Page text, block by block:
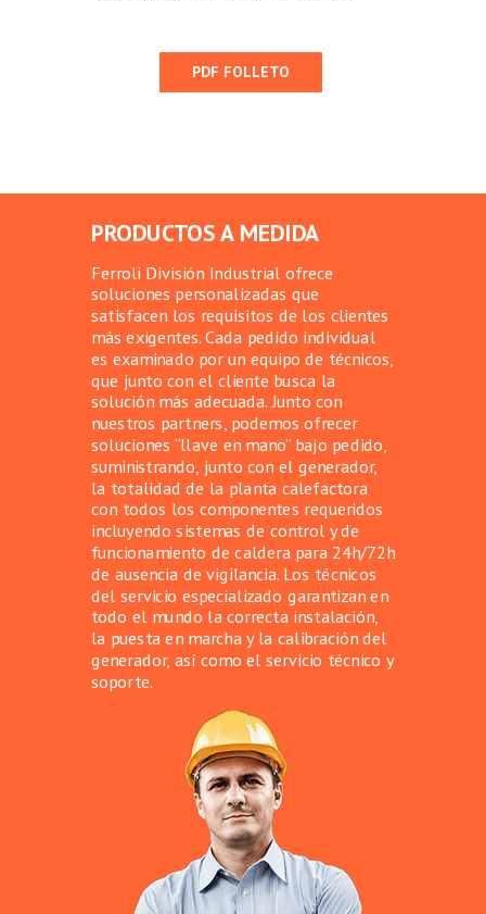
PRODUCTOS A MEDIDA
Ferroli División Industrial ofrece
soluciones personalizadas que
satisfacen los requisitos de los clientes
más exigentes. Cada pedido individual
es examinado por un equipo de técnicos,
que junto con el cliente busca la
solución más adecuada. Junto con
nuestros partners, podemos ofrecer
soluciones “llave en mano” bajo pedido,
suministrando, junto con el generador,
la totalidad de la planta calefactora
con todos los componentes requeridos
incluyendo sistemas de control y de
funcionamiento de caldera para 24h/72h
de ausencia de vigilancia. Los técnicos
del servicio especializado garantizan en
todo el mundo la correcta instalación,
la puesta en marcha y la calibración del
generador, así como el servicio técnico y
soporte.
PDF FOLLETO